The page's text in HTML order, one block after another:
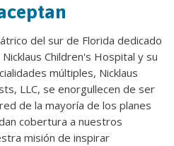
del sur de Florida dedicado
Children's Hospital y su
múltiples, Nicklaus
LLC, se enorgullecen de ser
de la mayoría de los planes
cobertura a nuestros
misión de inspirar